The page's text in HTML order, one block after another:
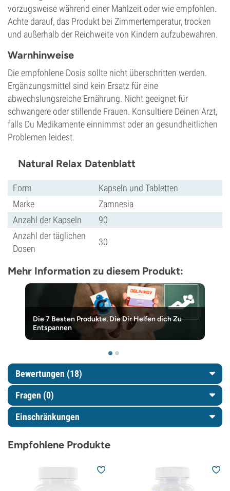
vorzugsweise während einer Mahlzeit oder wie empfohlen.
Achte darauf, das Produkt bei Zimmertemperatur, trocken
und außerhalb der Reichweite von Kindern aufzubewahren.
Warnhinweise
Die empfohlene Dosis sollte nicht überschritten werden.
Ergänzungsmittel sind kein Ersatz für eine
abwechslungsreiche Ernährung. Nicht geeignet für
schwangere oder stillende Frauen. Konsultiere Deinen Arzt,
falls Du Medikamente einnimmst oder an gesundheitlichen
Problemen leidest.
Natural Relax Datenblatt
Form
Kapseln und Tabletten
Marke
Zamnesia
Anzahl der Kapseln
90
Anzahl der täglichen
Dosen
30
Mehr Information zu diesem Produkt:
Die 7 Besten Produkte, Die Dir Helfen dich Zu
Entspannen
Bewertungen (18)
Fragen (0)
Einschränkungen
Empfohlene Produkte